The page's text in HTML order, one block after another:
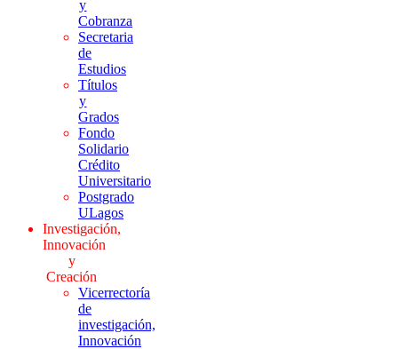
y
Cobranza
Secretaria
de
Estudios
Títulos
y
Grados
Fondo
Solidario
Crédito
Universitario
Postgrado
ULagos
Investigación,
Innovación
y
Creación
Vicerrectoría
de
investigación,
Innovación